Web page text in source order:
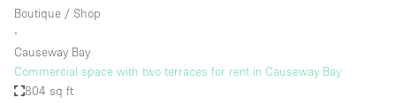
Boutique / Shop
∙
Causeway Bay
Commercial space with two terraces for rent in Causeway Bay
804 sq ft